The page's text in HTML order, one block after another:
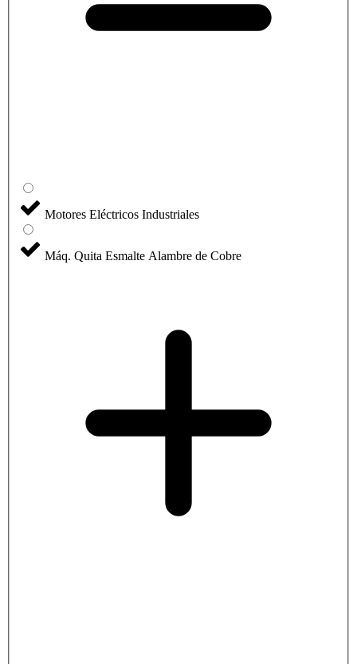
Motores Eléctricos Industriales
Máq. Quita Esmalte Alambre de Cobre